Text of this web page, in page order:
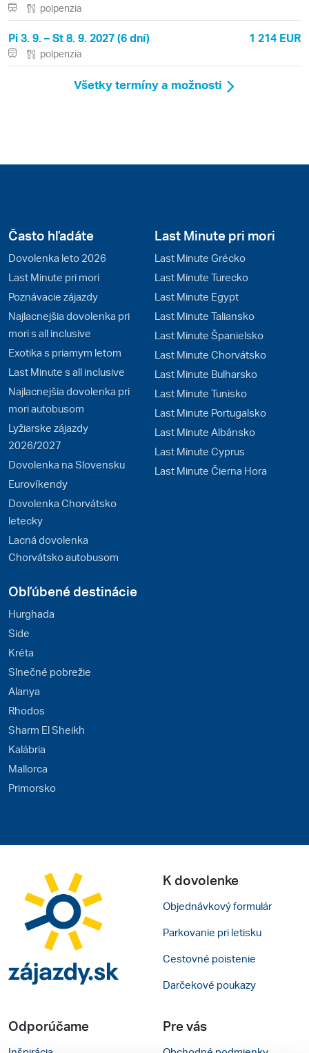
polpenzia
Pi 3. 9. – St 8. 9. 2027 (6 dní) 1 214 EUR
polpenzia
Všetky termíny a možnosti
Často hľadáte
Dovolenka leto 2026
Last Minute pri mori
Poznávacie zájazdy
Najlacnejšia dovolenka pri
mori s all inclusive
Exotika s priamym letom
Last Minute s all inclusive
Najlacnejšia dovolenka pri
mori autobusom
Lyžiarske zájazdy
2026/2027
Dovolenka na Slovensku
Eurovíkendy
Dovolenka Chorvátsko
letecky
Lacná dovolenka
Chorvátsko autobusom
Last Minute pri mori
Last Minute Grécko
Last Minute Turecko
Last Minute Egypt
Last Minute Taliansko
Last Minute Španielsko
Last Minute Chorvátsko
Last Minute Bulharsko
Last Minute Tunisko
Last Minute Portugalsko
Last Minute Albánsko
Last Minute Cyprus
Last Minute Čierna Hora
Obľúbené destinácie
Hurghada
Side
Kréta
Slnečné pobrežie
Alanya
Rhodos
Sharm El Sheikh
Kalábria
Mallorca
Primorsko
K dovolenke
Objednávkový formulár
Parkovanie pri letisku
Cestovné poistenie
Darčekové poukazy
Odporúčame Pre vás